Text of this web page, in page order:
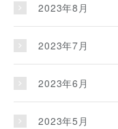
2023年8月
2023年7月
2023年6月
2023年5月